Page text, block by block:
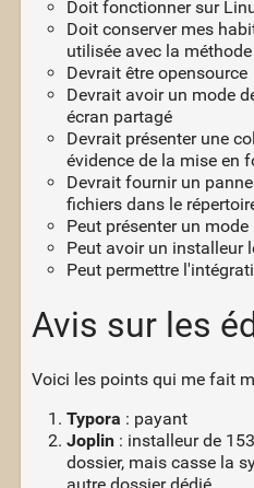
Doit fonctionner sur
Doit conserver mes
utilisée avec la
Devrait être opensource
Devrait avoir un mode
écran partagé
Devrait présenter une
évidence de la mise en
Devrait fournir un
fichiers dans le
Peut présenter un
Peut avoir un installeur
Peut permettre
Avis sur les
Voici les points qui me fait
Typora : payant
Joplin: installeur de
dossier, mais casse la
autre dossier dédié